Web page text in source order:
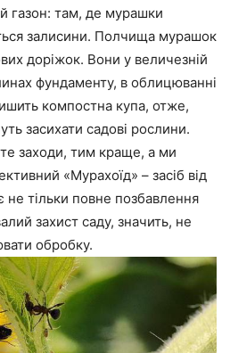
газон: там, де мурашки
залисини. Полчища мурашок
доріжок. Вони у величезній
фундаменту, в облицюванні
компостна купа, отже,
засихати садові рослини.
заходи, тим краще, а ми
«Мурахоїд» – засіб від
не тільки повне позбавлення
захист саду, значить, не
обробку.